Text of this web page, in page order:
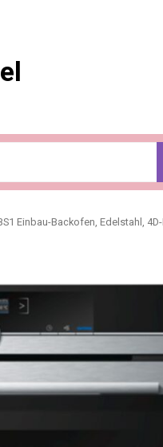
Einbau-Backofen, Edelstahl,